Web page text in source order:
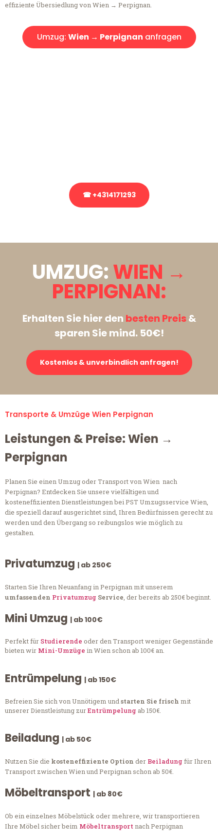
effiziente Übersiedlung von Wien → Perpignan.
Umzug: Wien → Perpignan anfragen
☎ +4314171293
UMZUG:WIEN →
PERPIGNAN:
Erhalten Sie hier den besten Preis&
sparen Sie mind. 50€!
Kostenlos & unverbindlich anfragen!
Transporte & Umzüge Wien Perpignan
Leistungen & Preise: Wien →
Perpignan
Planen Sie einen Umzug oder Transport von Wien nach
Perpignan? Entdecken Sie unsere vielfältigen und
kosteneffizienten Dienstleistungen bei PST Umzugsservice Wien,
die speziell darauf ausgerichtet sind, Ihren Bedürfnissen gerecht zu
werden und den Übergang so reibungslos wie möglich zu
gestalten.
Privatumzug | ab 250€
Starten Sie Ihren Neuanfang in Perpignan mit unserem
umfassenden Privatumzug Service, der bereits ab 250€ beginnt.
Mini Umzug | ab 100€
Perfekt für Studierende oder den Transport weniger Gegenstände
bieten wir Mini-Umzüge in Wien schon ab 100€ an.
Entrümpelung | ab 150€
Befreien Sie sich von Unnötigem undstarten Sie frisch mit
unserer Dienstleistung zurEntrümpelung ab 150€.
Beiladung | ab 50€
Nutzen Sie die kosteneffiziente Option der Beiladung für Ihren
Transport zwischen Wien und Perpignan schon ab 50€.
Möbeltransport | ab 80€
Ob ein einzelnes Möbelstück oder mehrere, wir transportieren
Ihre Möbel sicher beim Möbeltransportnach Perpignan